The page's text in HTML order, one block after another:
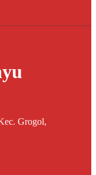
Grogol,